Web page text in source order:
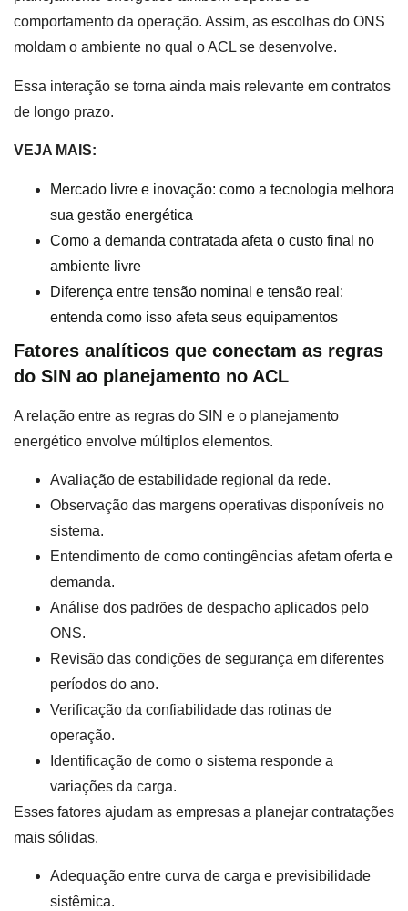
comportamento da operação. Assim, as escolhas do ONS
moldam o ambiente no qual o ACL se desenvolve.
Essa interação se torna ainda mais relevante em contratos
de longo prazo.
VEJA MAIS:
Mercado livre e inovação: como a tecnologia melhora
sua gestão energética
Como a demanda contratada afeta o custo final no
ambiente livre
Diferença entre tensão nominal e tensão real:
entenda como isso afeta seus equipamentos
Fatores analíticos que conectam as regras
do SIN ao planejamento no ACL
A relação entre as regras do SIN e o planejamento
energético envolve múltiplos elementos.
Avaliação de estabilidade regional da rede.
Observação das margens operativas disponíveis no
sistema.
Entendimento de como contingências afetam oferta e
demanda.
Análise dos padrões de despacho aplicados pelo
ONS.
Revisão das condições de segurança em diferentes
períodos do ano.
Verificação da confiabilidade das rotinas de
operação.
Identificação de como o sistema responde a
variações da carga.
Esses fatores ajudam as empresas a planejar contratações
mais sólidas.
Adequação entre curva de carga e previsibilidade
sistêmica.